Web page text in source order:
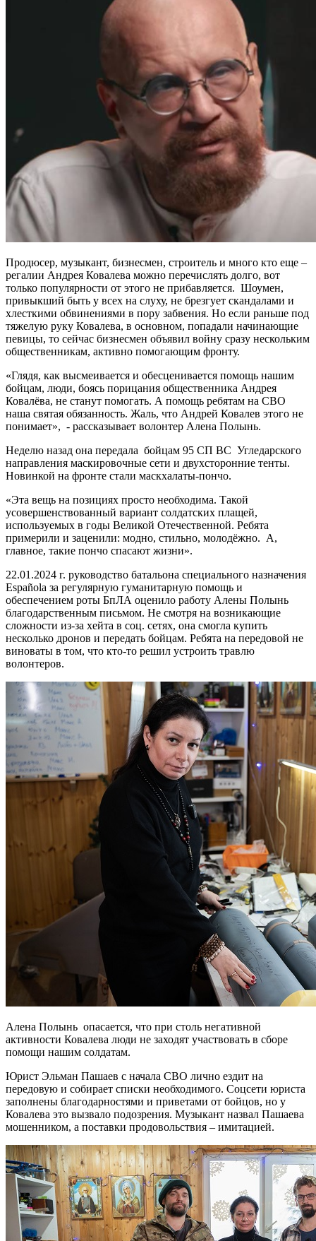
Продюсер, музыкант, бизнесмен, строитель и много кто еще –
регалии Андрея Ковалева можно перечислять долго, вот
только популярности от этого не прибавляется. Шоумен,
привыкший быть у всех на слуху, не брезгует скандалами и
хлесткими обвинениями в пору забвения. Но если раньше под
тяжелую руку Ковалева, в основном, попадали начинающие
певицы, то сейчас бизнесмен объявил войну сразу нескольким
общественникам, активно помогающим фронту.
«Глядя, как высмеивается и обесценивается помощь нашим
бойцам, люди, боясь порицания общественника Андрея
Ковалёва, не станут помогать. А помощь ребятам на СВО
наша святая обязанность. Жаль, что Андрей Ковалев этого не
понимает», - рассказывает волонтер Алена Полынь.
Неделю назад она передала бойцам 95 СП ВС Угледарского
направления маскировочные сети и двухсторонние тенты.
Новинкой на фронте стали маскхалаты-пончо.
«Эта вещь на позициях просто необходима. Такой
усовершенствованный вариант солдатских плащей,
используемых в годы Великой Отечественной. Ребята
примерили и заценили: модно, стильно, молодёжно. А,
главное, такие пончо спасают жизни».
22.01.2024 г. руководство батальона специального назначения
Española за регулярную гуманитарную помощь и
обеспечением роты БпЛА оценило работу Алены Полынь
благодарственным письмом. Не смотря на возникающие
сложности из-за хейта в соц. сетях, она смогла купить
несколько дронов и передать бойцам. Ребята на передовой не
виноваты в том, что кто-то решил устроить травлю
волонтеров.
Алена Полынь опасается, что при столь негативной
активности Ковалева люди не заходят участвовать в сборе
помощи нашим солдатам.
Юрист Эльман Пашаев с начала СВО лично ездит на
передовую и собирает списки необходимого. Соцсети юриста
заполнены благодарностями и приветами от бойцов, но у
Ковалева это вызвало подозрения. Музыкант назвал Пашаева
мошенником, а поставки продовольствия – имитацией.